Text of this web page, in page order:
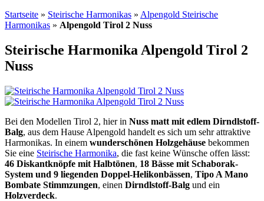
Startseite » Steirische Harmonikas » Alpengold Steirische
Harmonikas » Alpengold Tirol 2 Nuss
Steirische Harmonika Alpengold Tirol 2
Nuss
Bei den Modellen Tirol 2, hier in Nuss matt mit edlem Dirndlstoff-
Balg, aus dem Hause Alpengold handelt es sich um sehr attraktive
Harmonikas. In einem wunderschönen Holzgehäuse bekommen
Sie eine Steirische Harmonika, die fast keine Wünsche offen lässt:
46 Diskantknöpfe mit Halbtönen, 18 Bässe mit Schaborak-
System und 9 liegenden Doppel-Helikonbässen, Tipo A Mano
Bombate Stimmzungen, einen Dirndlstoff-Balg und ein
Holzverdeck.